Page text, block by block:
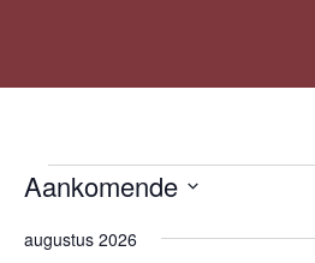
Evenementen
Aankomende
een
augustus 2026